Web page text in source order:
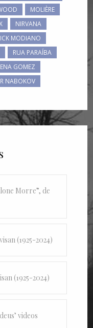
MOLIÈRE
NIRVANA
MODIANO
RUA PARAÍBA
GOMEZ
NABOKOV
Morre”, de
(1925-2024)
(1925-2024)
videos